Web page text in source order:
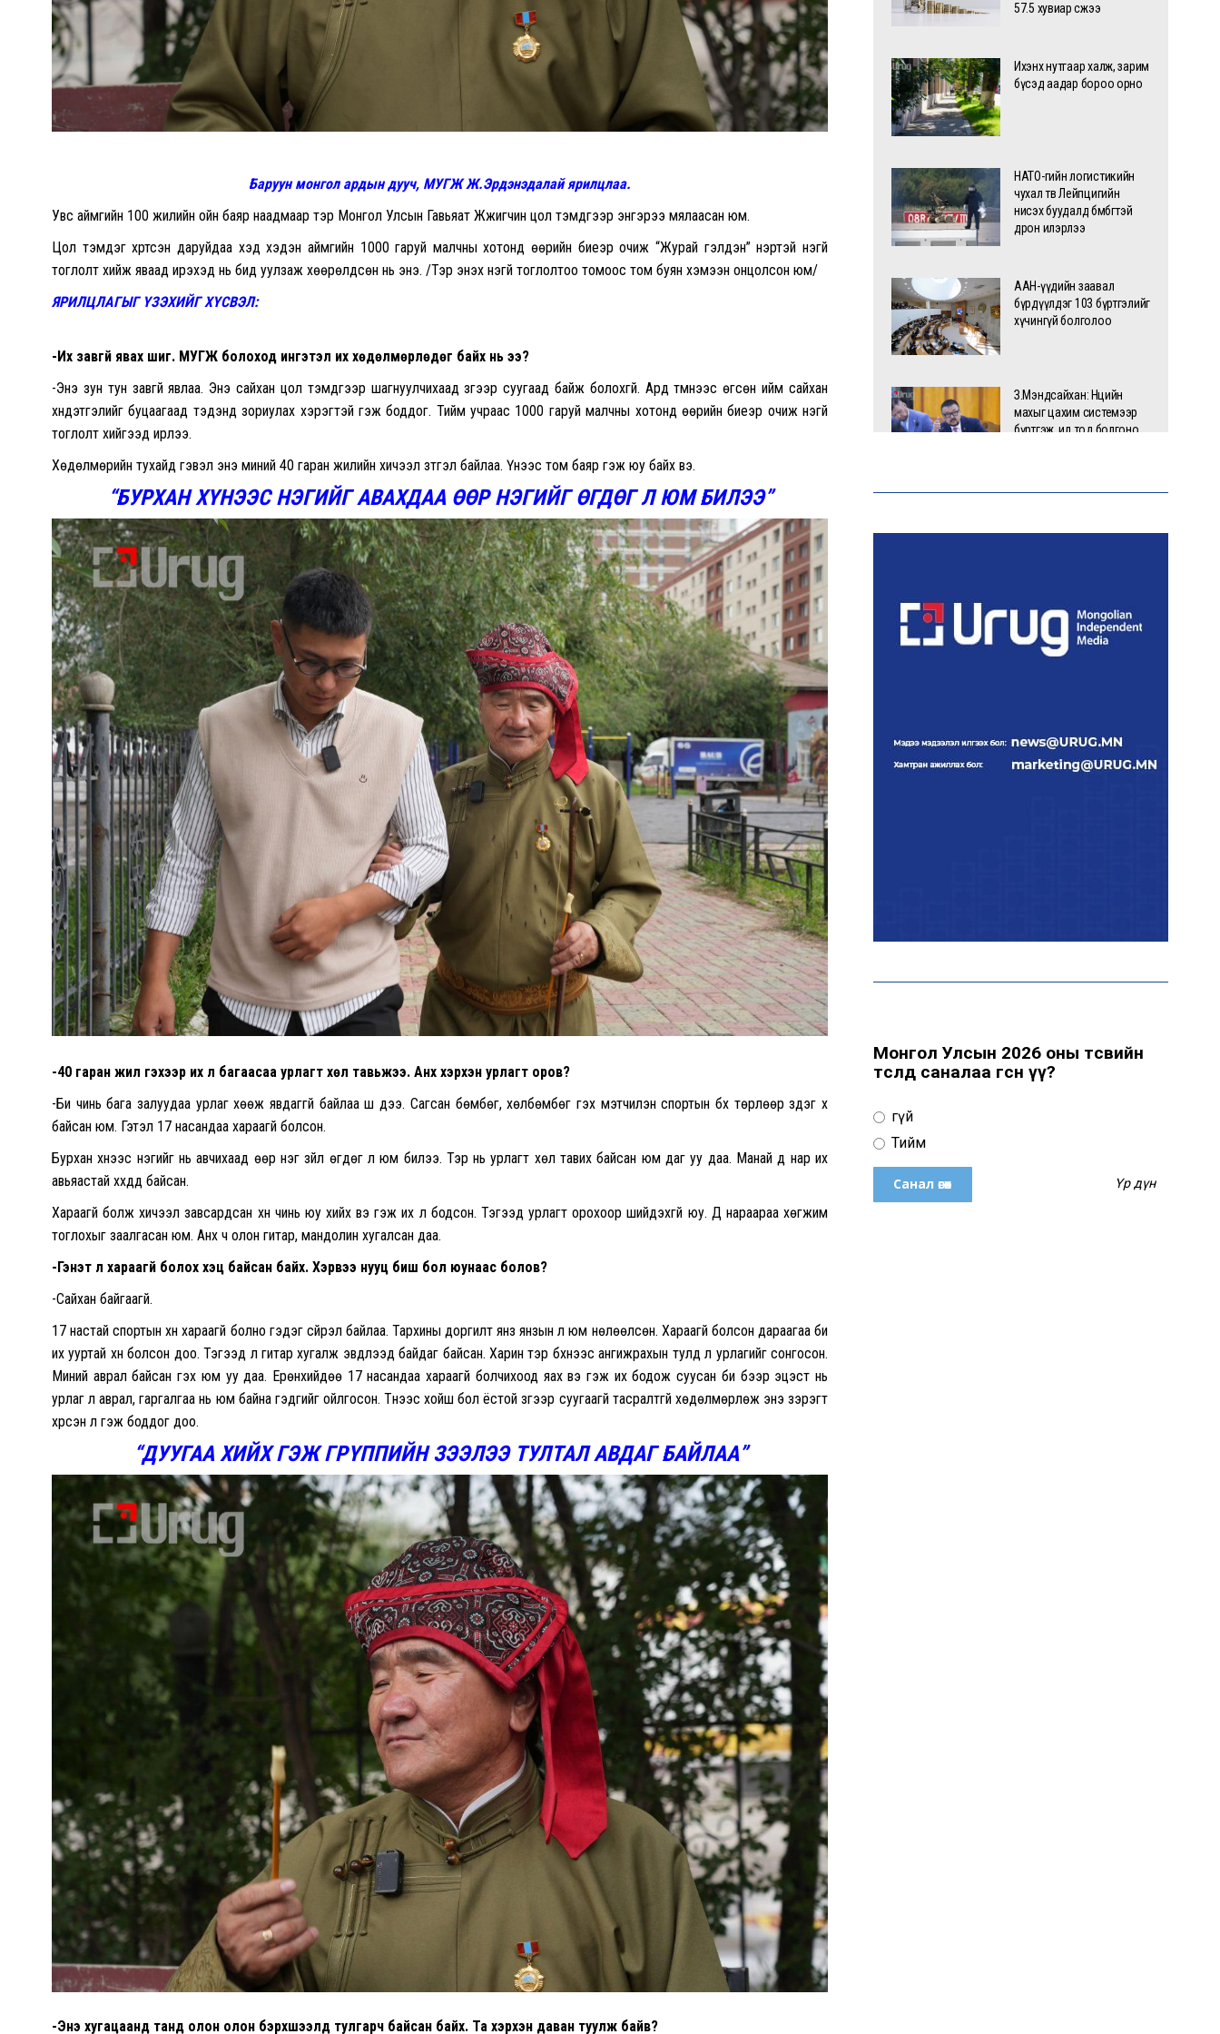
Баруун монгол ардын дууч, МУГЖЖ.Эрдэнэдалай ярилцлаа.
Увс аймгийн 100 жилийн ойн баяр наадмаар тэр Монгол Улсын Гавьяат Жүжигчин цол тэмдгээр энгэрээ мялаасан юм.
Цол тэмдэг хүртсэн даруйдаа хэд хэдэн аймгийн 1000 гаруй малчны хотонд өөрийн биеэр очиж “Журай гэлдэн” нэртэй үнэгүй
тоглолт хийж яваад ирэхэд нь бид уулзаж хөөрөлдсөн нь энэ. /Тэр энэхүү үнэгүй тоглолтоо томоос том буян хэмээн онцолсон юм/
ЯРИЛЦЛАГЫГ ҮЗЭХИЙГ ХҮСВЭЛ:
-Их завгүй явах шиг. МУГЖ болоход ингэтэл их хөдөлмөрлөдөг байх нь ээ?
-Энэ зун тун завгүй явлаа. Энэ сайхан цол тэмдгээр шагнуулчихаад зүгээр суугаад байж болохгүй. Ард түмнээс өгсөн ийм сайхан
хүндэтгэлийг буцаагаад тэдэнд зориулах хэрэгтэй гэж боддог. Тийм учраас 1000 гаруй малчны хотонд өөрийн биеэр очиж үнэгүй
тоглолт хийгээд ирлээ.
Хөдөлмөрийн тухайд гэвэл энэ миний 40 гаран жилийн хичээл зүтгэл байлаа. Үүнээс том баяр гэж юу байх вэ.
“БУРХАН ХҮНЭЭС НЭГИЙГ АВАХДАА ӨӨР НЭГИЙГ ӨГДӨГ Л ЮМ БИЛЭЭ”
-40 гаран жил гэхээр их л багаасаа урлагт хөл тавьжээ. Анх хэрхэн урлагт оров?
-Би чинь бага залуудаа урлаг хөөж явдаггүй байлаа шүү дээ. Сагсан бөмбөг,хөлбөмбөг гэх мэтчилэн спортын бүх төрлөөр үздэг хүү
байсан юм. Гэтэл 17 насандаа хараагүй болсон.
Бурхан хүнээс нэгийг нь авчихаад өөр нэг зүйл өгдөг л юм билээ. Тэр нь урлагт хөл тавих байсан юм даг уу даа. Манай дүү нар их
авьяастай хүүхдүүд байсан.
Хараагүй болж хичээл завсардсан хүн чинь юу хийх вэ гэж их л бодсон. Тэгээд урлагт орохоор шийдэхгүй юу. Дүү нараараа хөгжим
тоглохыг заалгасан юм. Анх ч олон гитар, мандолин хугалсан даа.
-Гэнэт л хараагүй болох хэцүү байсан байх. Хэрвээ нууц биш бол юунаас болов?
-Сайхан байгаагүй.
17 настай спортын хүн хараагүй болно гэдэг сүйрэл байлаа. Тархины доргилт янз янзын л юм нөлөөлсөн. Хараагүй болсон дараагаа би
их ууртай хүн болсон доо. Тэгээд л гитар хугалж эвдлээд байдаг байсан. Харин тэр бүхнээс ангижрахын тулд л урлагийг сонгосон.
Миний аврал байсан гэх юм уу даа. Ерөнхийдөө 17 насандаа хараагүй болчихоод яах вэ гэж их бодож суусан би бээр эцэст нь
урлаг л аврал, гаргалгаа нь юм байна гэдгийг ойлгосон. Түүнээс хойш бол ёстой зүгээр суугаагүй тасралтгүй хөдөлмөрлөж энэ зэрэгт
хүрсэн л гэж боддог доо.
“ДУУГАА ХИЙХ ГЭЖГРҮППИЙНЗЭЭЛЭЭ ТУЛТАЛ АВДАГ БАЙЛАА”
-Энэ хугацаанд танд олон олон бэрхшээлүүд тулгарч байсан байх. Та хэрхэн даван туулж байв?
57.5 хувиар өсжээ
Ихэнх нутгаар халж, зарим
бүсэд аадар бороо орно
НАТО-гийн логистикийн
чухал төв Лейпцигийн
нисэх буудалд бөмбөгтэй
дрон илэрлээ
ААН-үүдийн заавал
бүрдүүлдэг 103 бүртгэлийг
хүчингүй болголоо
З.Мэндсайхан: Нөөцийн
махыг цахим системээр
бүртгэж, ил тод болгоно
С.Амарсайхан: 60 гаруй
тэрбум төгрөгийн шийдвэр
гүйцэтгэлийг эрчимжүүлж,
“Хотын дарга сонсож
байна” платформыг
наймдугаар сарын 14-нөөс
Дэлхий даяар элсэн
Монгол Улсын 2026 оны төсвийн
төсөлд саналаа өгсөн үү?
Үгүй
Тийм
Үр дүн